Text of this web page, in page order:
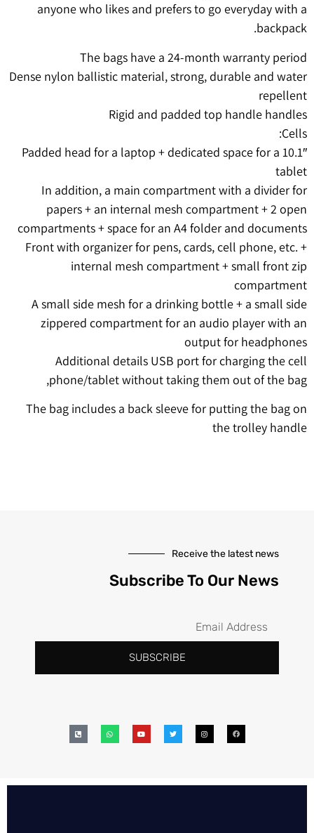
anyone who likes and prefers to go everyday with a
backpack.
The bags have a 24-month warranty period
Dense nylon ballistic material, strong, durable and water
repellent
Rigid and padded top handle handles
Cells:
Padded head for a laptop + dedicated space for a 10.1″
tablet
In addition, a main compartment with a divider for
papers + an internal mesh compartment + 2 open
compartments + space for an A4 folder and documents
Front with organizer for pens, cards, cell phone, etc. +
internal mesh compartment + small front zip
compartment
A small side mesh for a drinking bottle + a small side
zippered compartment for an audio player with an
output for headphones
Additional details USB port for charging the cell
phone/tablet without taking them out of the bag,
The bag includes a back sleeve for putting the bag on
the trolley handle
Receive the latest news
Subscribe To Our News
SUBSCRIBE